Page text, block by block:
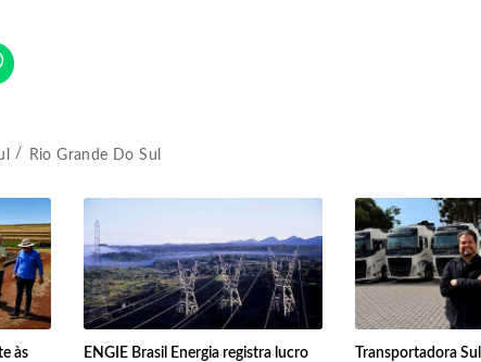
Rio Grande Do Sul
às
ENGIE Brasil Energia registra lucro
Transportadora